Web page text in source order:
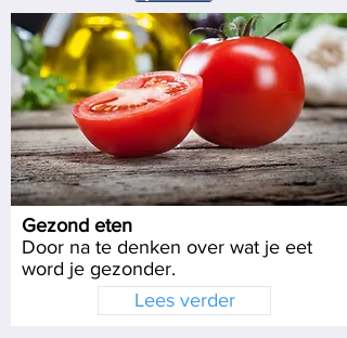
Gezond eten
Door na te denken over wat je eet
word je gezonder.
Lees verder